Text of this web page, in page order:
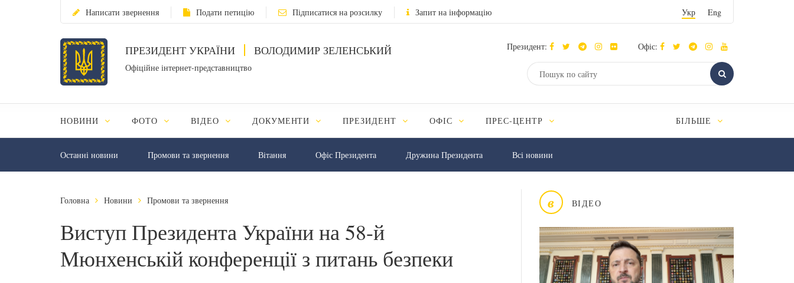
Написати звернення Подати петицію Підписатися на розсилку Запит на інформацію Укр Eng
ПРЕЗИДЕНТ УКРАЇНИ ВОЛОДИМИР ЗЕЛЕНСЬКИЙ
Офіційне інтернет-представництво
Президент: Офіс:
НОВИНИ ФОТО ВІДЕО ДОКУМЕНТИ ПРЕЗИДЕНТ ОФІС ПРЕС-ЦЕНТР БІЛЬШЕ
Останні новини Промови та звернення Вiтання Офіс Президента Дружина Президента Всі новини
в ВІДЕО
Головна Новини Промови та звернення
Виступ Президента України на 58-й
Мюнхенській конференції з питань безпеки